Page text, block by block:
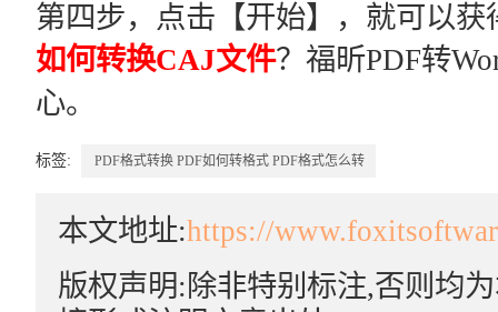
第四步，点击【开始】，就可以
如何转换CAJ文件？福昕PDF转
心。
标签: PDF格式转换 PDF如何转格式 PDF格式怎么转
本文地址:https://
版权声明:除非特别标注,否则均